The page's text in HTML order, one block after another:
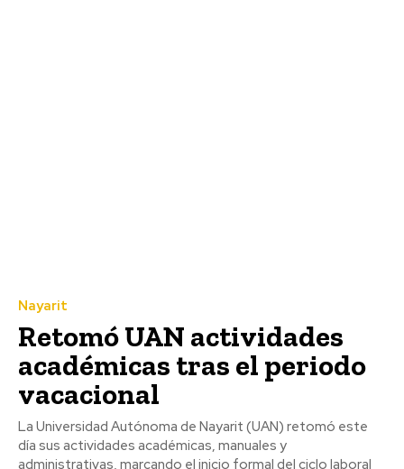
Nayarit
Retomó UAN actividades
académicas tras el periodo
vacacional
La Universidad Autónoma de Nayarit (UAN) retomó este
día sus actividades académicas, manuales y
administrativas, marcando el inicio formal del ciclo laboral